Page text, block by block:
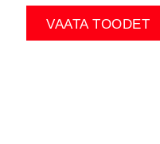
VAATA TOODET